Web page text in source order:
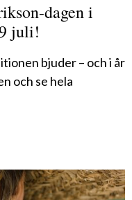
dagen i
juli!
bjuder – och i år
och se hela